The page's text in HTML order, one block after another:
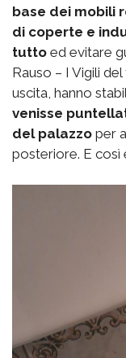
base dei mobili
di coperte e
tutto ed evitare
Rauso – I Vigili
uscita, hanno
venisse
del palazzo per
posteriore. E così